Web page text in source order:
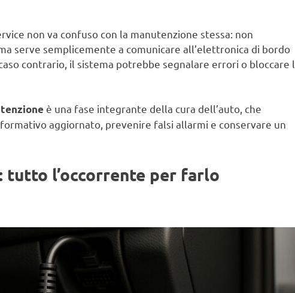
non va confuso con la manutenzione stessa: non
serve semplicemente a comunicare all’elettronica di bordo
contrario, il sistema potrebbe segnalare errori o bloccare
è una fase integrante della cura dell’auto, che
aggiornato, prevenire falsi allarmi e conservare un
tutto l’occorrente per farlo